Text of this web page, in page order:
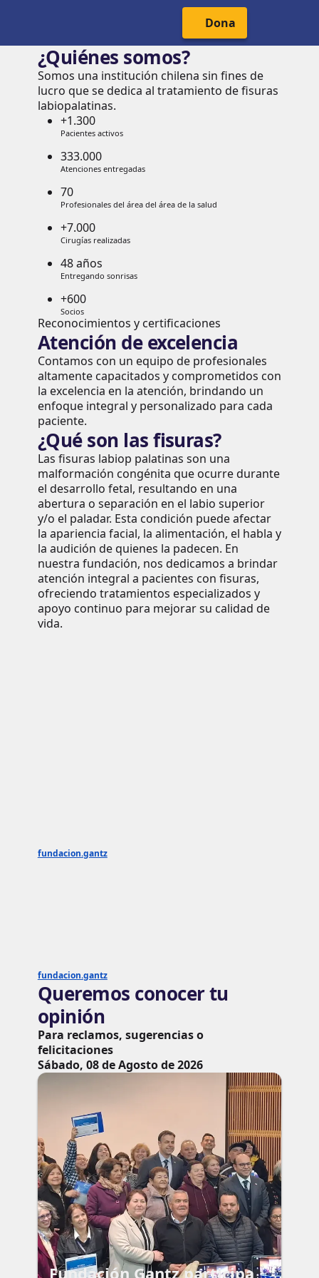
Cabecera del SitioDona
¿Quiénes somos?
Somos una institución chilena sin fines de
lucro que se dedica al tratamiento de fisuras
labiopalatinas.
+1.300
Pacientes activos
333.000
Atenciones entregadas
70
Profesionales del área del área de la salud
+7.000
Cirugías realizadas
48 años
Entregando sonrisas
+600
Socios
Reconocimientos y certificaciones
Atención de excelencia
Contamos con un equipo de profesionales
altamente capacitados y comprometidos con
la excelencia en la atención, brindando un
enfoque integral y personalizado para cada
paciente.
¿Qué son las fisuras?
Las fisuras labiop palatinas son una
malformación congénita que ocurre durante
el desarrollo fetal, resultando en una
abertura o separación en el labio superior
y/o el paladar. Esta condición puede afectar
la apariencia facial, la alimentación, el habla y
la audición de quienes la padecen. En
nuestra fundación, nos dedicamos a brindar
atención integral a pacientes con fisuras,
ofreciendo tratamientos especializados y
apoyo continuo para mejorar su calidad de
vida.
fundacion.gantz
fundacion.gantz
Queremos conocer tu
opinión
Para reclamos, sugerencias o
felicitaciones
Sábado, 08 de Agosto de 2026
Fundación Gantz participa